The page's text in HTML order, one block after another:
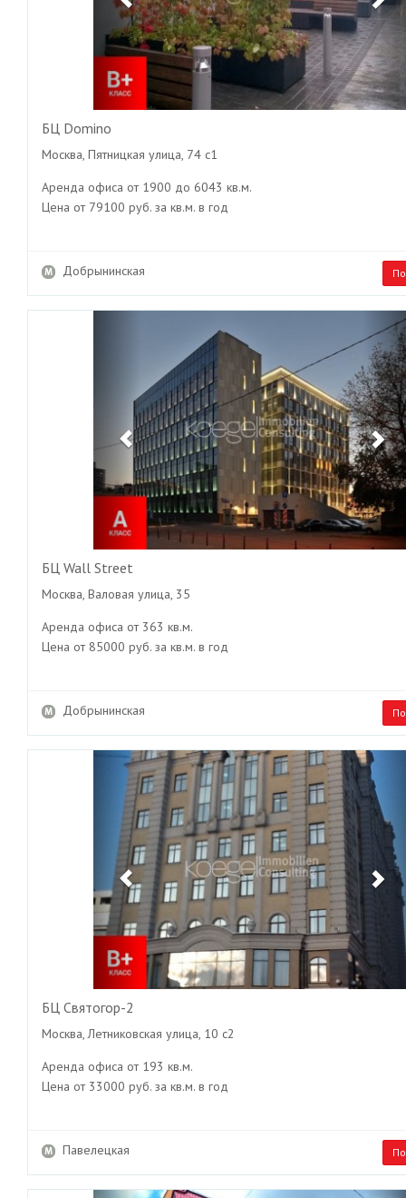
БЦ Domino
Москва, Пятницкая улица, 74 с1
Аренда офиса от 1900 до 6043 кв.м.
Цена от 79100 руб. за кв.м. в год
Добрынинская
БЦ Wall Street
Москва, Валовая улица, 35
Аренда офиса от 363 кв.м.
Цена от 85000 руб. за кв.м. в год
Добрынинская
Previous
БЦ Святогор-2
Москва, Летниковская улица, 10 с2
Аренда офиса от 193 кв.м.
Цена от 33000 руб. за кв.м. в год
Павелецкая